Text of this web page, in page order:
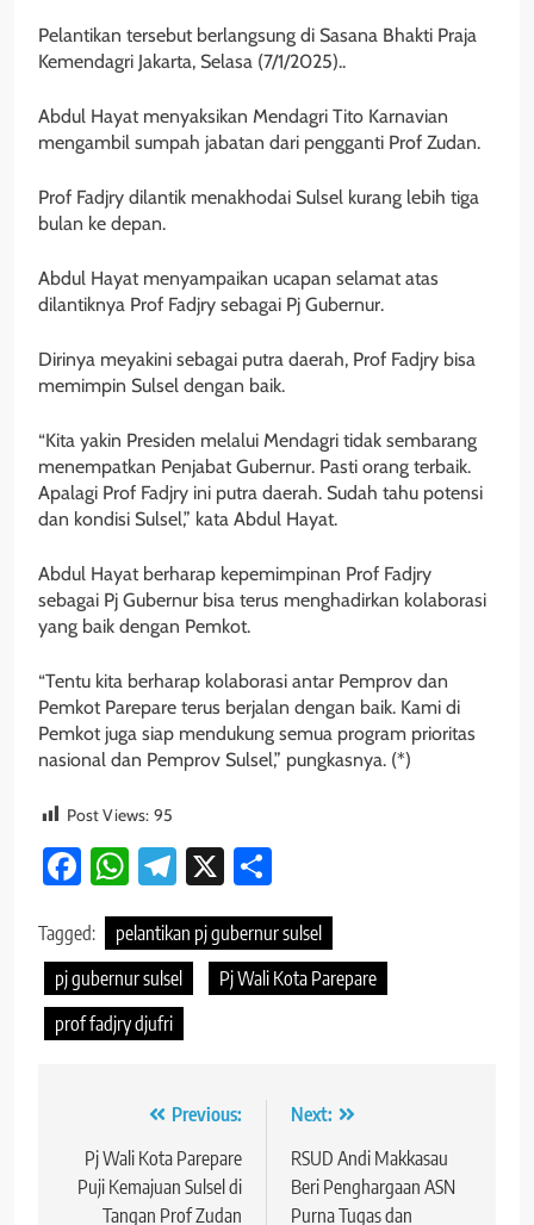
Pelantikan tersebut berlangsung di Sasana Bhakti Praja
Kemendagri Jakarta, Selasa (7/1/2025)..
Abdul Hayat menyaksikan Mendagri Tito Karnavian
mengambil sumpah jabatan dari pengganti Prof Zudan.
Prof Fadjry dilantik menakhodai Sulsel kurang lebih tiga
bulan ke depan.
Abdul Hayat menyampaikan ucapan selamat atas
dilantiknya Prof Fadjry sebagai Pj Gubernur.
Dirinya meyakini sebagai putra daerah, Prof Fadjry bisa
memimpin Sulsel dengan baik.
“Kita yakin Presiden melalui Mendagri tidak sembarang
menempatkan Penjabat Gubernur. Pasti orang terbaik.
Apalagi Prof Fadjry ini putra daerah. Sudah tahu potensi
dan kondisi Sulsel,” kata Abdul Hayat.
Abdul Hayat berharap kepemimpinan Prof Fadjry
sebagai Pj Gubernur bisa terus menghadirkan kolaborasi
yang baik dengan Pemkot.
“Tentu kita berharap kolaborasi antar Pemprov dan
Pemkot Parepare terus berjalan dengan baik. Kami di
Pemkot juga siap mendukung semua program prioritas
nasional dan Pemprov Sulsel,” pungkasnya. (*)
Post Views: 95
Facebook
WhatsApp
Telegram
X
Tagged:
pelantikan pj gubernur sulsel
pj gubernur sulsel
Pj Wali Kota Parepare
prof fadjry djufri
Navigasi
pos
Previous:
Pj Wali Kota Parepare
Puji Kemajuan Sulsel di
Tangan Prof Zudan
Next:
RSUD Andi Makkasau
Beri Penghargaan ASN
Purna Tugas dan